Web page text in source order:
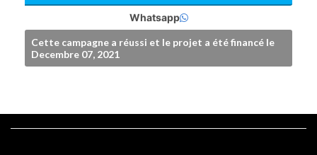
Whatsapp
Cette campagne a réussi et le projet a été financé le
Decembre 07, 2021